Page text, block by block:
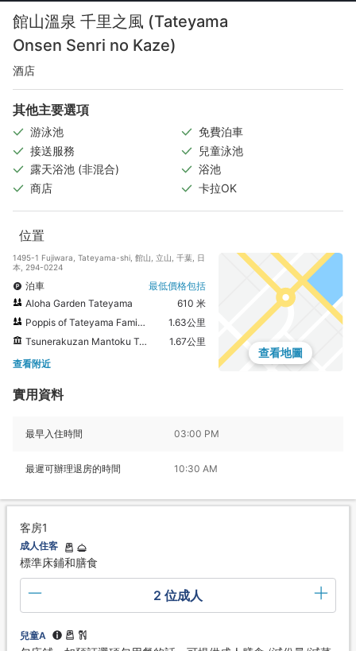
館山溫泉 千里之風 (Tateyama
Onsen Senri no Kaze)
酒店
其他主要選項
游泳池
免費泊車
接送服務
兒童泳池
露天浴池 (非混合)
浴池
商店
卡拉OK
位置
1495-1 Fujiwara, Tateyama-shi, 館山, 立山, 千葉, 日
本, 294-0224
泊車
最低價格包括
Aloha Garden Tateyama
610 米
Poppis of Tateyama Family Park
1.63公里
Tsunerakuzan Mantoku Temple
1.67公里
查看附近
查看地圖
實用資料
最早入住時間 03:00 PM
最遲可辦理退房的時間 10:30 AM
客房1
成人住客
標準床鋪和膳食
2 位成人
兒童A